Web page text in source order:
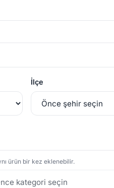
İlçe
ürün bir kez eklenebilir.